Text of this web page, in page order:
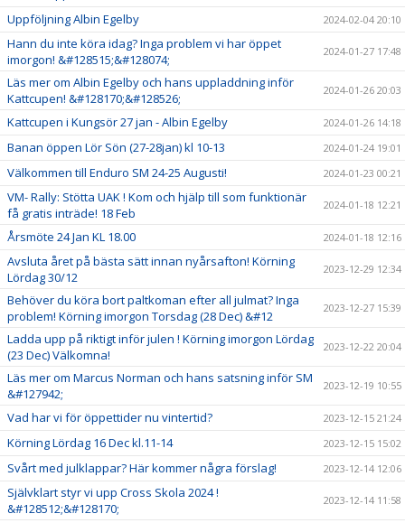
Uppföljning Albin Egelby 2024-02-04 20:10
Hann du inte köra idag? Inga problem vi har öppet
imorgon! &#128515;&#128074;
2024-01-27 17:48
Läs mer om Albin Egelby och hans uppladdning inför
Kattcupen! &#128170;&#128526;
2024-01-26 20:03
Kattcupen i Kungsör 27 jan - Albin Egelby 2024-01-26 14:18
Banan öppen Lör Sön (27-28jan) kl 10-13 2024-01-24 19:01
Välkommen till Enduro SM 24-25 Augusti! 2024-01-23 00:21
VM- Rally: Stötta UAK ! Kom och hjälp till som funktionär
få gratis inträde! 18 Feb
2024-01-18 12:21
Årsmöte 24 Jan KL 18.00 2024-01-18 12:16
Avsluta året på bästa sätt innan nyårsafton! Körning
Lördag 30/12
2023-12-29 12:34
Behöver du köra bort paltkoman efter all julmat? Inga
problem! Körning imorgon Torsdag (28 Dec) &#12
2023-12-27 15:39
Ladda upp på riktigt inför julen ! Körning imorgon Lördag
(23 Dec) Välkomna!
2023-12-22 20:04
Läs mer om Marcus Norman och hans satsning inför SM
&#127942;
2023-12-19 10:55
Vad har vi för öppettider nu vintertid? 2023-12-15 21:24
Körning Lördag 16 Dec kl.11-14 2023-12-15 15:02
Svårt med julklappar? Här kommer några förslag! 2023-12-14 12:06
Självklart styr vi upp Cross Skola 2024 !
&#128512;&#128170;
2023-12-14 11:58